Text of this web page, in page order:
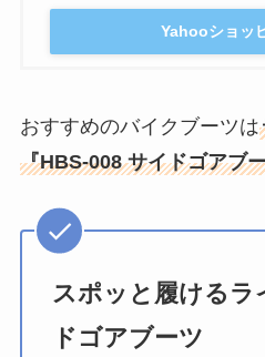
Yahooショッ
おすすめのバイクブーツは
『HBS-008 サイドゴアブ
スポッと履けるラ
ドゴアブーツ